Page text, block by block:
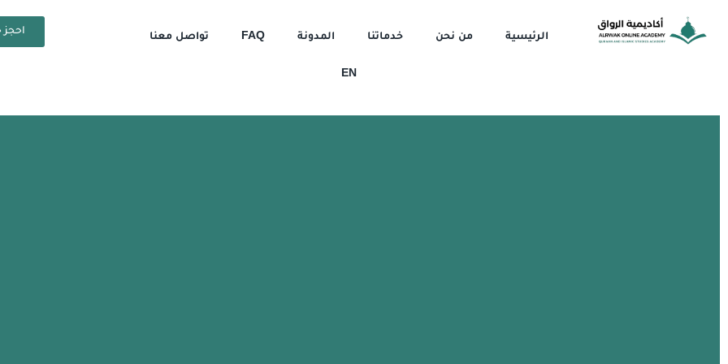
المحتوى
الرئيسية من نحن خدماتنا المدونة FAQ تواصل معنا
EN
احجز